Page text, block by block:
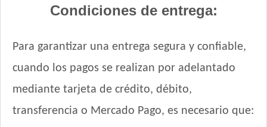
Vitalcan Therapy Canine Obesity Management
Xtreme Dog Criadores Perro Adulto
Xtreme Dog Perro Adulto
Zimpi Perro Adulto
Condiciones de entrega:
Para garantizar una entrega segura y confiable,
cuando los pagos se realizan por adelantado
mediante tarjeta de crédito, débito,
transferencia o Mercado Pago, es necesario que: